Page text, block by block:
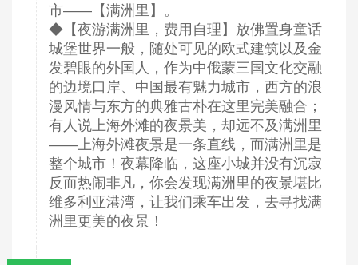
市——【满洲里】。
◆【夜游满洲里，费用自理】放佛置身童话
城堡世界一般，随处可见的欧式建筑以及金
发碧眼的外国人，作为中俄蒙三国文化交融
的边境口岸、中国最有魅力城市，西方的浪
漫风情与东方的典雅古朴在这里完美融合；
有人说上海外滩的夜景美，却远不及满洲里
——上海外滩夜景是一条直线，而满洲里是
整个城市！夜幕降临，这座小城并没有沉寂
反而热闹非凡，你会发现满洲里的夜景堪比
维多利亚港湾，让我们乘车出发，去寻找满
洲里更美的夜景！